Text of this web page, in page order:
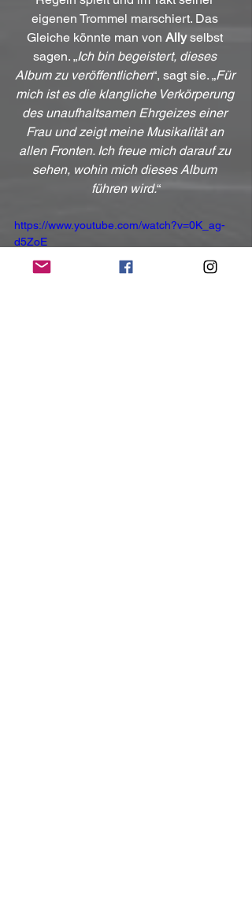
eigenen Trommel marschiert. Das
Gleiche könnte man von Ally selbst
sagen. „Ich bin begeistert, dieses
Album zu veröffentlichen“, sagt sie. „Für
mich ist es die klangliche Verkörperung
des unaufhaltsamen Ehrgeizes einer
Frau und zeigt meine Musikalität an
allen Fronten. Ich freue mich darauf zu
sehen, wohin mich dieses Album
führen wird.“
https://www.youtube.com/watch?v=0K_ag-
d5ZoE